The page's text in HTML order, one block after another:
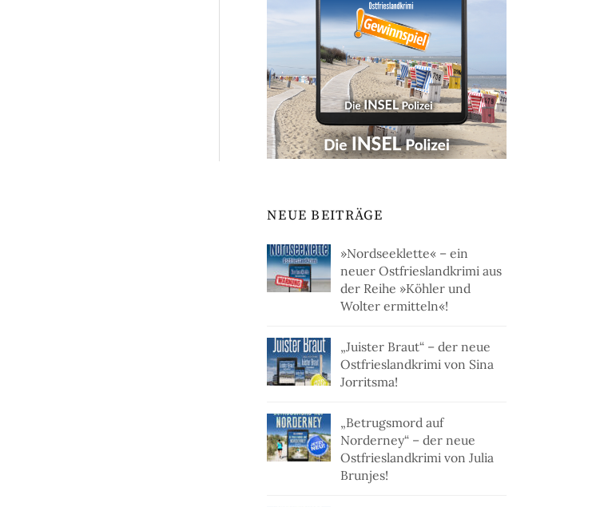
NEUE BEITRÄGE
»Nordseeklette« – ein
neuer Ostfrieslandkrimi aus
der Reihe »Köhler und
Wolter ermitteln«!
„Juister Braut“ – der neue
Ostfrieslandkrimi von Sina
Jorritsma!
„Betrugsmord auf
Norderney“ – der neue
Ostfrieslandkrimi von Julia
Brunjes!